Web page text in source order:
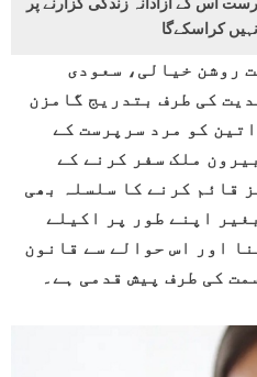
کراسکےگا
وژن 2030کے تحت روشن خیالی، سعودی
کی طرف بتدریج گامزن
کو مرد سرپرست کے
ملک سفر کرنے کے
قائم کرنے کا سلسلہ بھی
اپنے طور پر اکیلے
اور اس حوالے سے قانون
کی طرف پیش قدمی ہے۔